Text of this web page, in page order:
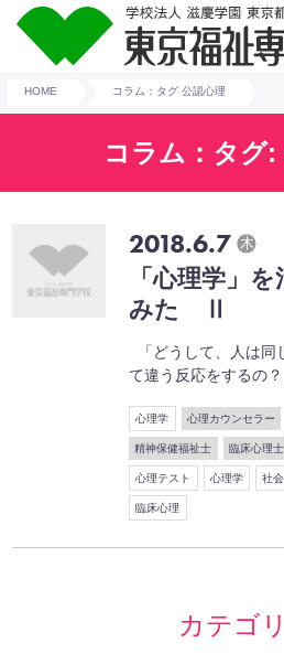
HOME コラム：タグ 公認心理
コラム：タグ:
2018.6.7 木
「心理学」
みた Ⅱ
「どうして、人は同
て違う反応をするの
心理学 心理カウンセラー
精神保健福祉士 臨床心理士
心理テスト 心理学 社
臨床心理
カテゴ